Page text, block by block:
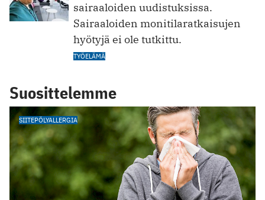
sairaaloiden uudistuksissa.
Sairaaloiden monitilaratkaisujen
hyötyjä ei ole tutkittu.
TYÖELÄMÄ
Suosittelemme
SIITEPÖLYALLERGIA